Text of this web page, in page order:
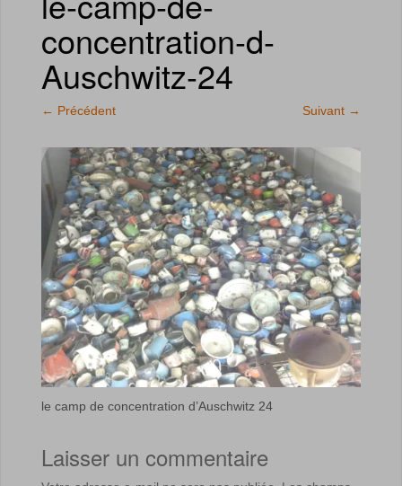
concentration-d-
Auschwitz-24
← Précédent Suivant →
le camp de concentration d’Auschwitz 24
Laisser un commentaire